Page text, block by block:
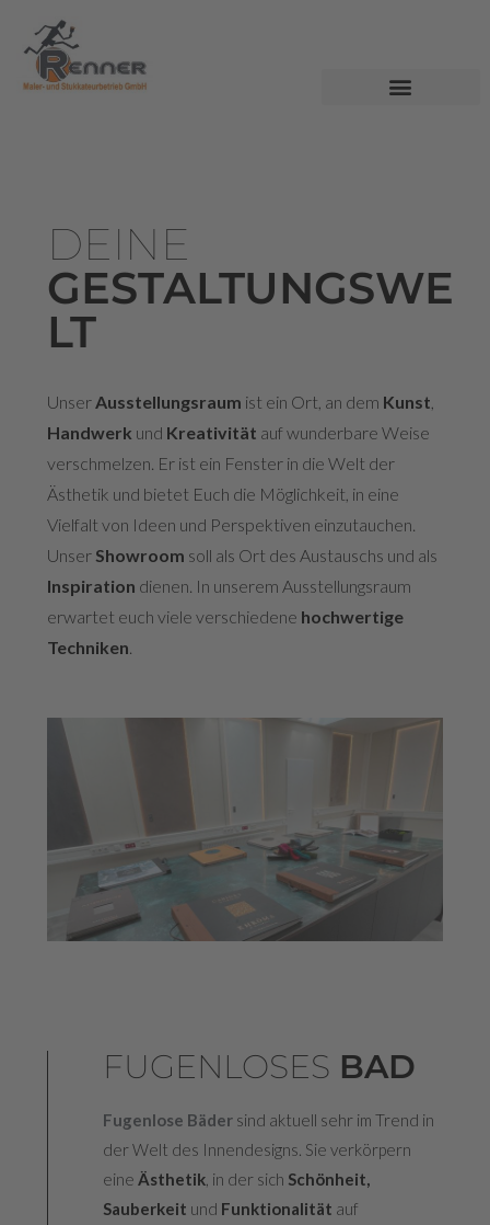
DEINE
GESTALTUNGSWE
LT
UnserAusstellungsraum ist ein Ort, an dem Kunst
Handwerk und Kreativität auf wunderbare Weise
verschmelzen. Er ist ein Fenster in die Welt der
Ästhetik und bietet Euch die Möglichkeit, in eine
Vielfalt von Ideen und Perspektiven einzutauchen.
Unser Showroom soll als Ort des Austauschs und als
Inspiration dienen. In unserem Ausstellungsraum
erwartet euch viele verschiedene hochwertige
Techniken.
FUGENLOSES BAD
Fugenlose Bädersind aktuell sehr im Trend in
der Welt des Innendesigns. Sie verkörpern
eine Ästhetik, in der sich Schönheit,
Sauberkeit und Funktionalität auf